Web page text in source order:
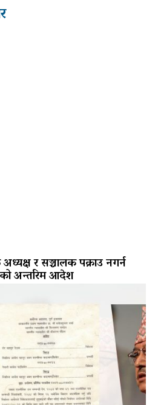
र सञ्चालक पक्राउ नगर्न
अन्तरिम आदेश